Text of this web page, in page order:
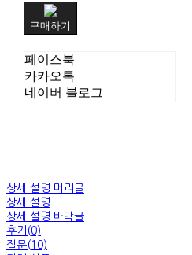
구매하기
페이스북
카카오톡
네이버 블로그
상세 설명 머리글
상세 설명
상세 설명 바닥글
후기(0)
질문(10)